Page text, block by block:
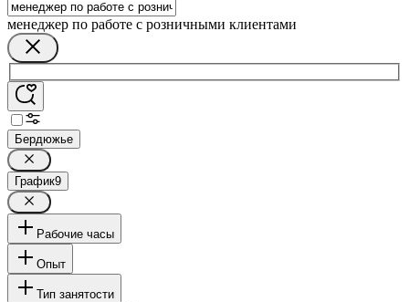
менеджер по работе с розничными клиентами
Бердюжье
График9
Рабочие часы
Опыт
Тип занятости